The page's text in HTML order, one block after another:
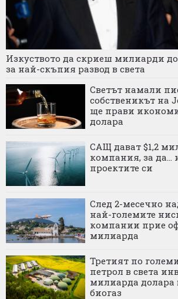
Изкуството да скриеш милиарди
за най-скъпия развод в света
Светът намали
собственикът на
ще прави
долара
САЩ дават $1,2
компания, за да...
проектите си
След 2-месечно
най-големите
компании прие
милиарда
Третият по
петрол в света
милиарда долара
биогаз